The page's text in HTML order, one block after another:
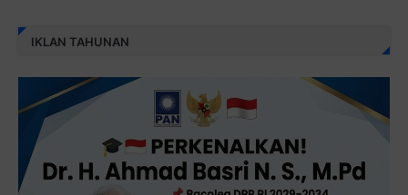
IKLAN TAHUNAN